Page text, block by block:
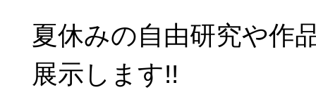
夏休みの自由研究や作
展示します!!